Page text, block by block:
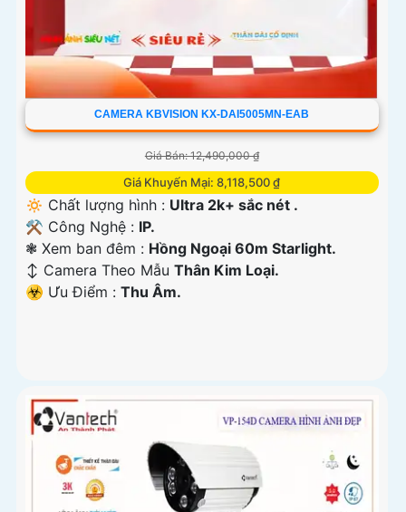
CAMERA KBVISION KX-DAI5005MN-EAB
Giá Bán: 12,490,000 ₫
Giá Khuyến Mại: 8,118,500 ₫
🔅 Chất lượng hình : Ultra 2k+ sắc nét .
⚒ Công Nghệ : IP.
❃ Xem ban đêm : Hồng Ngoại 60m Starlight.
↕️ Camera Theo Mẫu Thân Kim Loại.
️☣️ Ưu Điểm : Thu Âm.